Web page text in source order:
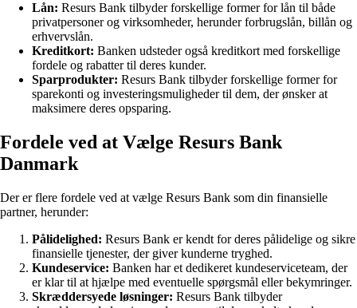
Lån: Resurs Bank tilbyder forskellige former for lån til både
privatpersoner og virksomheder, herunder forbrugslån, billån og
erhvervslån.
Kreditkort: Banken udsteder også kreditkort med forskellige
fordele og rabatter til deres kunder.
Sparprodukter: Resurs Bank tilbyder forskellige former for
sparekonti og investeringsmuligheder til dem, der ønsker at
maksimere deres opsparing.
Fordele ved at Vælge Resurs Bank
Danmark
Der er flere fordele ved at vælge Resurs Bank som din finansielle
partner, herunder:
Pålidelighed: Resurs Bank er kendt for deres pålidelige og sikre
finansielle tjenester, der giver kunderne tryghed.
Kundeservice: Banken har et dedikeret kundeserviceteam, der
er klar til at hjælpe med eventuelle spørgsmål eller bekymringer.
Skræddersyede løsninger: Resurs Bank tilbyder